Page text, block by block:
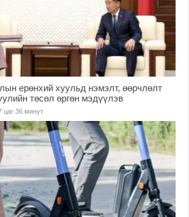
ерөнхий хуульд нэмэлт, өөрчлөлт
төсөл өргөн мэдүүлэв
цаг 36 минут